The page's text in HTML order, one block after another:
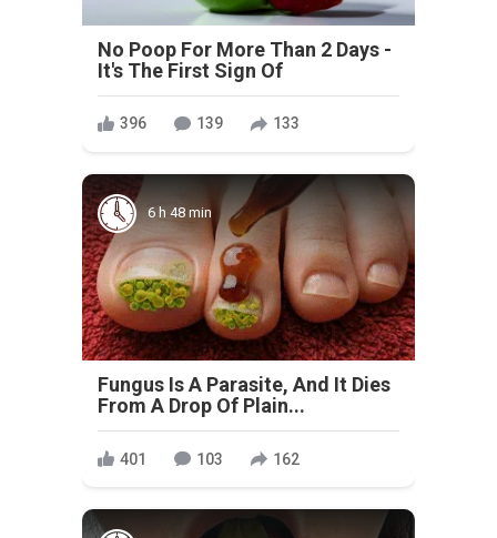
No Poop For More Than 2 Days -
It's The First Sign Of
396 139 133
6 h 48 min
Fungus Is A Parasite, And It Dies
From A Drop Of Plain...
401 103 162